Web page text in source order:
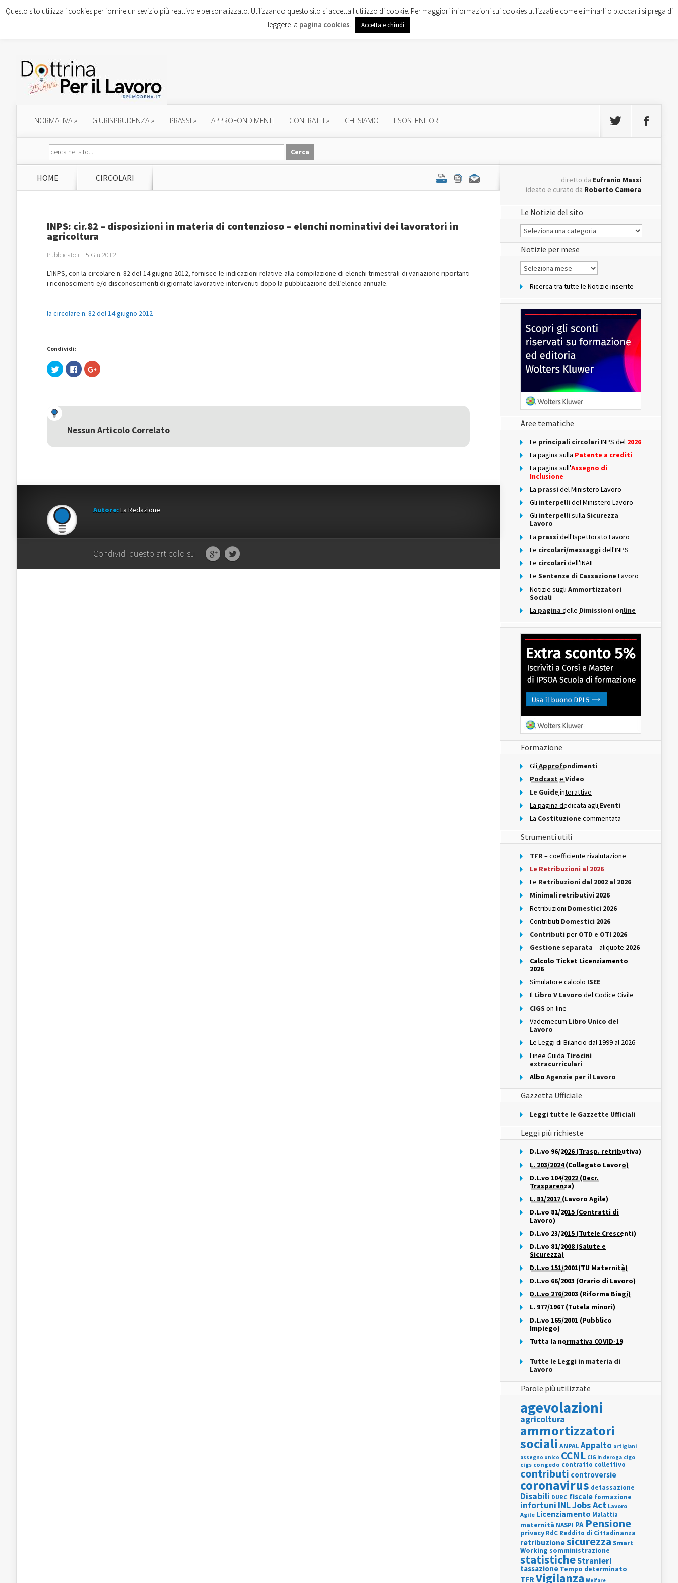
NORMATIVA» GIURISPRUDENZA» PRASSI » APPROFONDIMENTI CONTRATTI » CHI SIAMO I SOSTENITORI
HOME CIRCOLARI
INPS: cir.82 – disposizioni in materia di contenzioso – elenchi nominativi dei lavoratori in
agricoltura
Pubblicato il 15 Giu 2012
L’INPS, con la circolare n. 82 del 14 giugno 2012, fornisce le indicazioni relative alla compilazione di elenchi trimestrali di variazione riportanti
i riconoscimenti e/o disconoscimenti di giornate lavorative intervenuti dopo la pubblicazione dell’elenco annuale.
la circolare n. 82 del 14 giugno 2012
Condividi:
Fai
clic
(Si
apre
una
nuova
Fai
clic
nuova
finestra)
Fai
clic
una
nuova
Nessun Articolo Correlato
Autore:La Redazione
Condividi questo articolo su
diretto da Eufranio Massi
ideato e curato da Roberto Camera
Le Notizie del sito
Le
Notizie
del
sito
Notizie per mese
Notizie
per
Ricerca tra tutte le Notizie inserite
Aree tematiche
Le principali circolari INPS del 2026
La pagina sulla Patente a crediti
La pagina sull'Assegno di
Inclusione
La prassi del Ministero Lavoro
Gli interpelli del Ministero Lavoro
Gli interpelli sulla Sicurezza
Lavoro
La prassi dell'Ispettorato Lavoro
Le circolari/messaggi dell'INPS
Le circolari dell'INAIL
Le Sentenze di Cassazione Lavoro
Notizie sugli Ammortizzatori
Sociali
La pagina delle Dimissioni online
Formazione
Gli Approfondimenti
Podcast e Video
Le Guide interattive
La pagina dedicata agli Eventi
La Costituzione commentata
Strumenti utili
TFR– coefficiente rivalutazione
Le Retribuzioni al 2026
Le Retribuzioni dal 2002 al 2026
Minimali retributivi 2026
Retribuzioni Domestici 2026
Contributi Domestici 2026
Contributi per OTD e OTI 2026
Gestione separata – aliquote 2026
Calcolo Ticket Licenziamento
2026
Simulatore calcolo ISEE
Il Libro V Lavoro del Codice Civile
CIGS on-line
Vademecum Libro Unico del
Lavoro
Le Leggi di Bilancio dal 1999 al 2026
Linee Guida Tirocini
extracurriculari
Albo Agenzie per il Lavoro
Gazzetta Ufficiale
Leggi tutte le Gazzette Ufficiali
Leggi più richieste
D.L.vo 96/2026 (Trasp. retributiva)
L. 203/2024 (Collegato Lavoro)
D.L.vo 104/2022 (Decr.
Trasparenza)
L. 81/2017 (Lavoro Agile)
D.L.vo 81/2015 (Contratti di
Lavoro)
D.L.vo 23/2015 (Tutele Crescenti)
D.L.vo 81/2008 (Salute e
Sicurezza)
D.L.vo 151/2001(TU Maternità)
D.L.vo 66/2003 (Orario di Lavoro)
D.L.vo 276/2003 (Riforma Biagi)
L. 977/1967 (Tutela minori)
D.L.vo 165/2001 (Pubblico
Impiego)
Tutta la normativa COVID-19
Tutte le Leggi in materia di
Lavoro
Parole più utilizzate
agevolazioni
agricoltura
ammortizzatori
sociali ANPALAppalto artigiani
assegno unico CCNL CIG in deroga cigo
cigs congedo contratto collettivo
contributi controversie
coronavirus detassazione
Disabili DURC fiscale formazione
infortuni INLJobs Act Lavoro
Agile Licenziamento Malattia
maternità NASPI PA Pensione
privacy RdC Reddito di Cittadinanza
retribuzionesicurezza Smart
Working somministrazione
statisticheStranieri
tassazione Tempo determinato
TFRVigilanza Welfare
Questo sito utilizza i cookies per fornire un sevizio più reattivo e personalizzato. Utilizzando questo sito si accetta l'utilizzo di cookie. Per maggiori informazioni sui cookies utilizzati e come eliminarli o bloccarli si prega di
leggere la pagina cookies. Accetta e chiudi